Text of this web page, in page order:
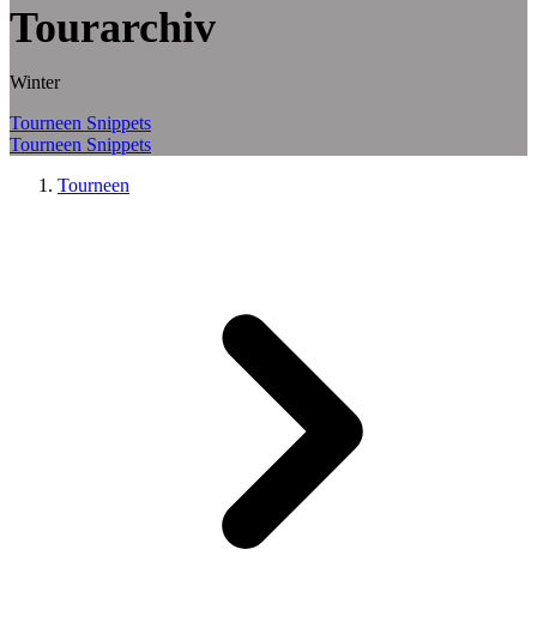
Tourarchiv
Winter
Tourneen Snippets
Tourneen Snippets
Tourneen